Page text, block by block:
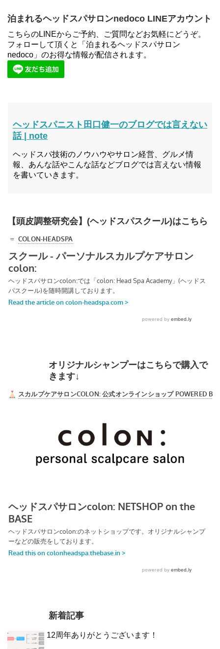
泊まれるヘッドスパサロンnedoco LINEアカウント
こちらのLINEからご予約、ご質問などお気軽にどうぞ。
フォローして頂くと「泊まれるヘッドスパサロン
nedoco」のお得な情報が配信されます。
ヘッドスパニスト田口健一のブログでは言えない
話 | note
ヘッドスパ技術のノウハウやサロン経営、グルメ情
報、あんな話やこんな話などブログでは言えない情報
を書いていきます。
【頭皮調整研究会】(ヘッドスパスクール)はこちら
オリジナルシャンプーはこちらで購入で
きます↓
新着記事
12周年ありがとうございます！